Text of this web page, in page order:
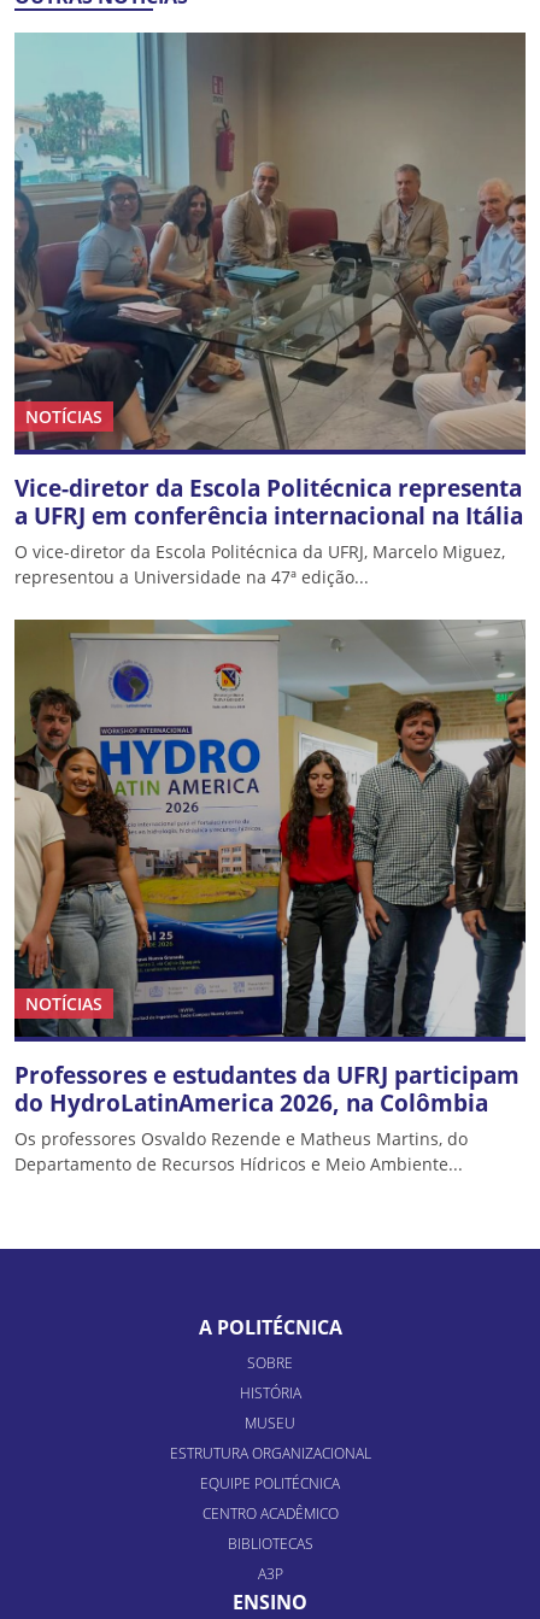
NOTÍCIAS
Vice-diretor da Escola Politécnica representa
a UFRJ em conferência internacional na Itália
O vice-diretor da Escola Politécnica da UFRJ, Marcelo Miguez,
representou a Universidade na 47ª edição...
NOTÍCIAS
Professores e estudantes da UFRJ participam
do HydroLatinAmerica 2026, na Colômbia
Os professores Osvaldo Rezende e Matheus Martins, do
Departamento de Recursos Hídricos e Meio Ambiente...
A POLITÉCNICA
SOBRE
HISTÓRIA
MUSEU
ESTRUTURA ORGANIZACIONAL
EQUIPE POLITÉCNICA
CENTRO ACADÊMICO
BIBLIOTECAS
A3P
ENSINO